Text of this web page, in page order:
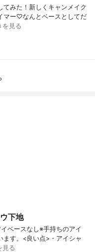
てみた！新しくキャンメイク
マー♡なんとベースとしてだ
を見る
下地
ベースなし※手持ちのアイ
ます。<良い点>・アイシャ
見る